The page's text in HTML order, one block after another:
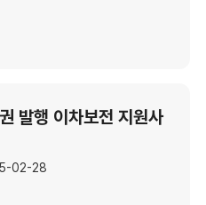
발행 이차보전 지원사
02-28